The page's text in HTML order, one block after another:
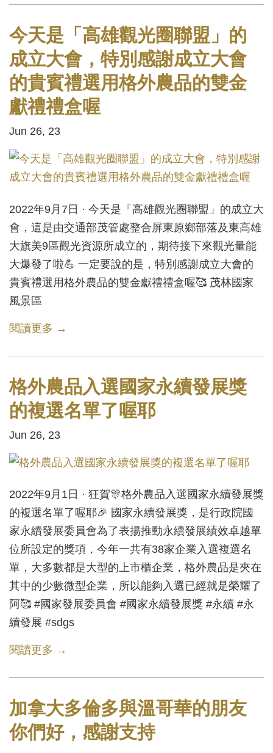
今天是「高雄觀光圈聯盟」的
成立大會，特別感謝成立大會
的貴賓禮選用格外農品的雙金
獻禮禮盒喔
Jun 26, 23
2022年9月7日 · 今天是「高雄觀光圈聯盟」的成立大
會，這是由交通部茂管處整合屏東原鄉部落及東高雄
大旗美9區觀光資源所成立的，期待接下來觀光量能
大爆發了啦💪 一定要說的是，特別感謝成立大會的
貴賓禮選用格外農品的雙金獻禮禮盒喔🥰 茂林國家
風景區
閱讀更多 →
格外農品入選國家永續發展獎
的複選名單了喔耶
Jun 26, 23
2022年9月1日 · 狂賀🎊格外農品入選國家永續發展獎
的複選名單了喔耶🎉 國家永續發展獎，是行政院國
家永續發展委員會為了表揚推動永續發展績效卓越單
位所設定的獎項，今年一共有38家企業入選複選名
單，大多數都是大型的上市櫃企業，格外農品是夾在
其中的少數微型企業，所以能夠入選已經就是榮耀了
阿🥰 #國家發展委員會 #國家永續發展獎 #永續 #永
續發展 #sdgs
閱讀更多 →
加拿大多倫多與溫哥華的朋友
你們好，感謝支持